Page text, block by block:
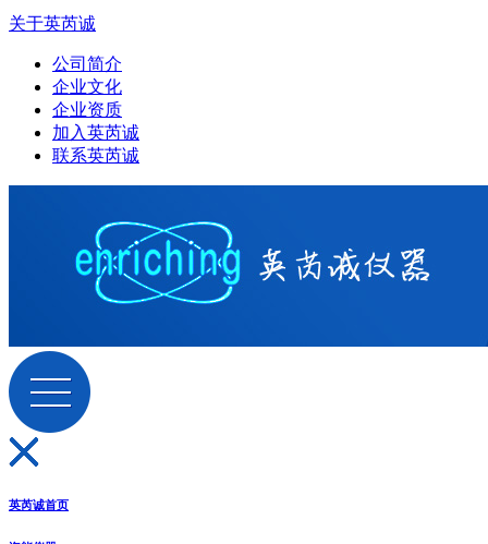
关于英芮诚
公司简介
企业文化
企业资质
加入英芮诚
联系英芮诚
英芮诚首页